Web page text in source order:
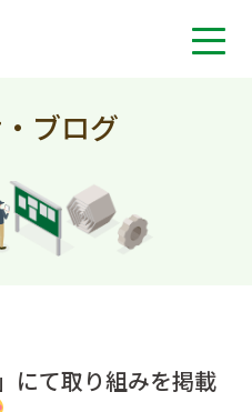
ブログ
にて取り組みを掲載